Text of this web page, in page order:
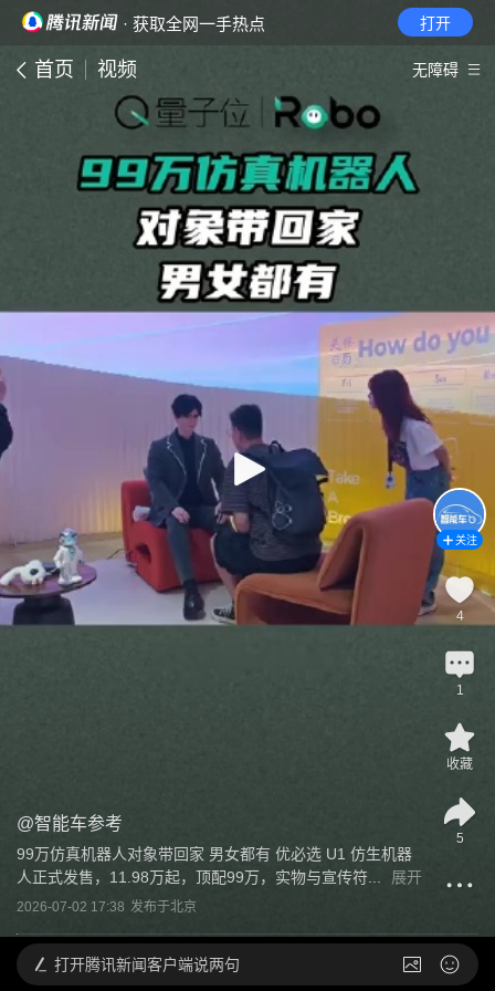
· 获取全网一手热点 打开
首页 视频 无障碍
@智能车参考
99万仿真机器人对象带回家 男女都有 优必选 U1 仿生机器
人正式发售，11.98万起，顶配99万，实物与宣传符...
展开
2026-07-02 17:38 发布于北京
关注
4
1
收藏
5
打开腾讯新闻客户端说两句